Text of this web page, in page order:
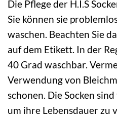
Die Pflege der H.I.S
Sie können sie
waschen. Beachten Sie
auf dem Etikett. In der
40 Grad waschbar.
Verwendung von
schonen. Die Socken
um ihre Lebensdauer zu